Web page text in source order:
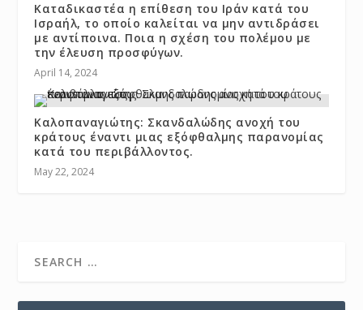
Καταδικαστέα η επίθεση του Ιράν κατά του
Ισραήλ, το οποίο καλείται να μην αντιδράσει
με αντίποινα. Ποια η σχέση του πολέμου με
την έλευση προσφύγων.
April 14, 2024
Καλοπαναγιώτης: Σκανδαλώδης ανοχή του
κράτους έναντι μιας εξόφθαλμης παρανομίας
κατά του περιβάλλοντος.
May 22, 2024